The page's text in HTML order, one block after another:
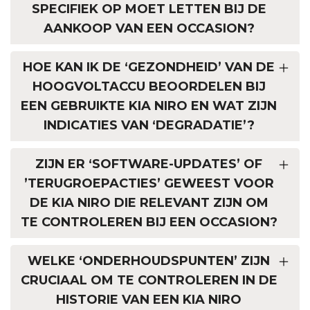
SPECIFIEK OP MOET LETTEN BIJ DE
AANKOOP VAN EEN OCCASION?
HOE KAN IK DE ‘GEZONDHEID’ VAN DE
HOOGVOLTACCU BEOORDELEN BIJ
EEN GEBRUIKTE KIA NIRO EN WAT ZIJN
INDICATIES VAN ‘DEGRADATIE’?
ZIJN ER ‘SOFTWARE-UPDATES’ OF
’TERUGROEPACTIES’ GEWEEST VOOR
DE KIA NIRO DIE RELEVANT ZIJN OM
TE CONTROLEREN BIJ EEN OCCASION?
WELKE ‘ONDERHOUDSPUNTEN’ ZIJN
CRUCIAAL OM TE CONTROLEREN IN DE
HISTORIE VAN EEN KIA NIRO